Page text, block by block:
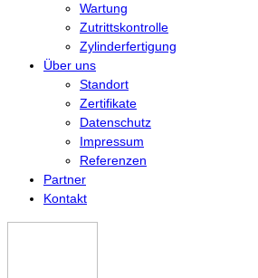
Wartung
Zutrittskontrolle
Zylinderfertigung
Über uns
Standort
Zertifikate
Datenschutz
Impressum
Referenzen
Partner
Kontakt